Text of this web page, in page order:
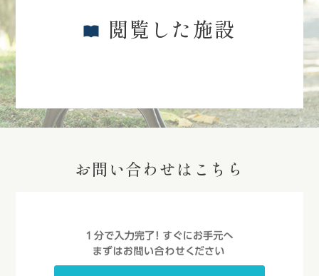
閲覧した施設
お問い合わせはこちら